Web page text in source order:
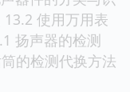
使用万用表
扬声器的检测
的检测代换方法